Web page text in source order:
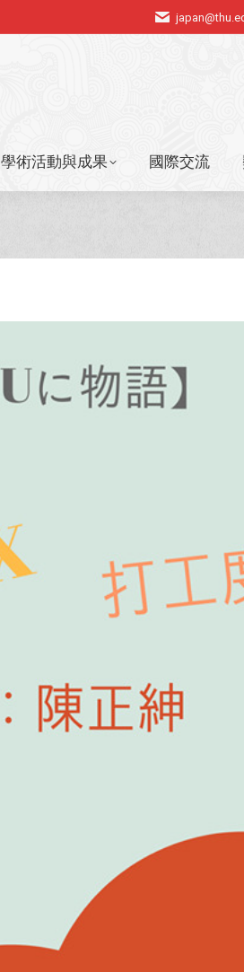
學術活動與成果 國際交流
學術活動與成果 國際交流